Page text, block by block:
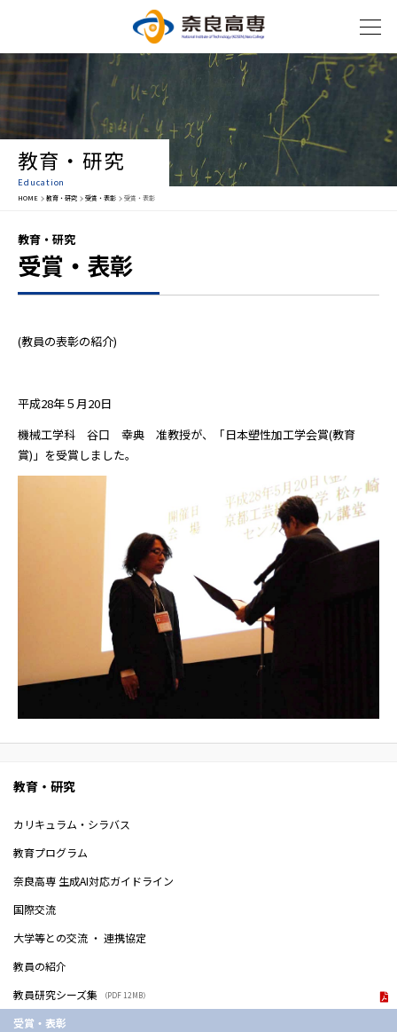
教育・研究
Education
HOME 教育・研究 受賞・表彰 受賞・表彰
教育・研究
受賞・表彰
(教員の表彰の紹介)
平成28年５月20日
機械工学科 谷口 幸典 准教授が、「日本塑性加工学会賞(教育
賞)」を受賞しました。
教育・研究
カリキュラム・シラバス
教育プログラム
奈良高専 生成AI対応ガイドライン
国際交流
大学等との交流 ・ 連携協定
教員の紹介
教員研究シーズ集
（PDF 12MB）
受賞・表彰